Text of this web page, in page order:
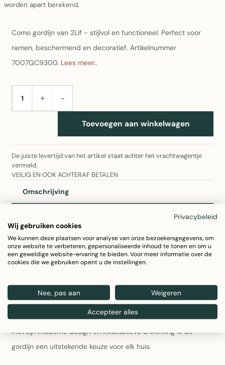
worden apart berekend.
Como gordijn van 2Lif - stijlvol en functioneel. Perfect voor
ramen, beschermend en decoratief. Artikelnummer
7007GC9300. Lees meer..
AANTAL+ −
Toevoegen aan winkelwagen
De juiste levertijd van het artikel staat achter het vrachtwagentje
vermeld.
VEILIG EN OOK ACHTERAF BETALEN
Omschrijving
Productomschrijving
Como Curtain van 2Lif
Het Como gordijn van 2Lif is een elegant en praktisch
raamgordijn dat uw interieur verfraait en bescherming biedt.
Met zijn moderne design en kwalitatieve afwerking is dit
gordijn een uitstekende keuze voor elk huis.
Privacybeleid
Wij gebruiken cookies
We kunnen deze plaatsen voor analyse van onze bezoekersgegevens, om
onze website te verbeteren, gepersonaliseerde inhoud te tonen en om u
een geweldige website-ervaring te bieden. Voor meer informatie over de
cookies die we gebruiken opent u de instellingen.
Nee, pas aan Weigeren
Accepteer alles